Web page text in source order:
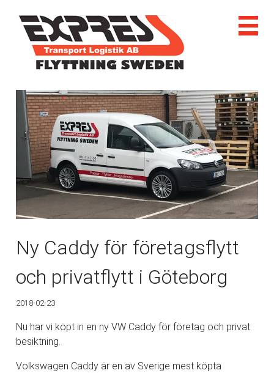
Ny Caddy för företagsflytt
och privatflytt i Göteborg
2018-02-23
Nu har vi köpt in en ny VW Caddy för företag och privat
besiktning.
Volkswagen Caddy är en av Sverige mest köpta